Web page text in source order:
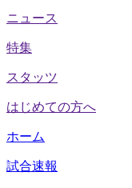
ニュース
特集
スタッツ
はじめての方へ
ホーム
試合速報